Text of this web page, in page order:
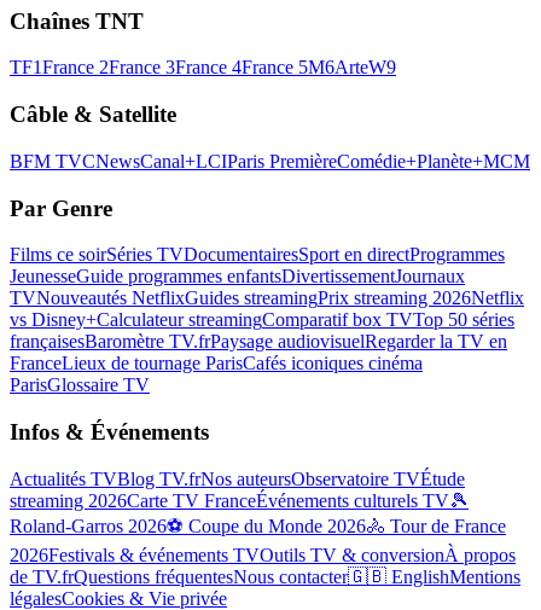
Chaînes TNT
TF1France 2France 3France 4France 5M6ArteW9
Câble & Satellite
BFM TVCNewsCanal+LCIParis PremièreComédie+Planète+MCM
Par Genre
Films ce soirSéries TVDocumentairesSport en directProgrammes
JeunesseGuide programmes enfantsDivertissementJournaux
TVNouveautés NetflixGuides streamingPrix streaming 2026Netflix
vs Disney+Calculateur streamingComparatif box TVTop 50 séries
françaisesBaromètre TV.frPaysage audiovisuelRegarder la TV en
FranceLieux de tournage ParisCafés iconiques cinéma
ParisGlossaire TV
Infos & Événements
Actualités TVBlog TV.frNos auteursObservatoire TVÉtude
streaming 2026Carte TV FranceÉvénements culturels TV🎾
Roland-Garros 2026⚽ Coupe du Monde 2026🚴 Tour de France
2026Festivals & événements TVOutils TV & conversionÀ propos
de TV.frQuestions fréquentesNous contacter🇬🇧 EnglishMentions
légalesCookies & Vie privée